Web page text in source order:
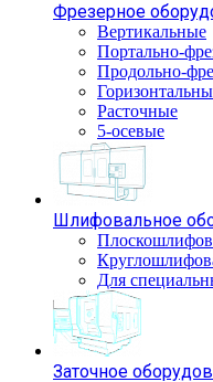
Фрезерное
Вертикальные
Портально-
Продольно-
Расточные
5-осевые
Шлифовальное
Для
Заточное